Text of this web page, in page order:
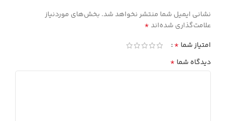
نشانی ایمیل شما منتشر نخواهد شد. بخش‌های موردنیاز
علامت‌گذاری شده‌اند*
امتیاز شما *
دیدگاه شما *